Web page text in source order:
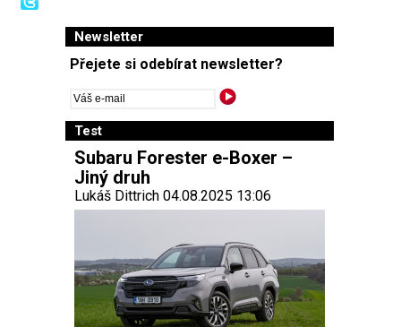
Newsletter
Přejete si odebírat newsletter?
Test
Subaru Forester e-Boxer –
Jiný druh
Lukáš Dittrich 04.08.2025 13:06